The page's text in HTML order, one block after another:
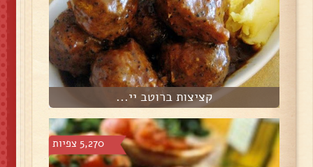
קציצות ברוטב יי...
5,270 צפיות